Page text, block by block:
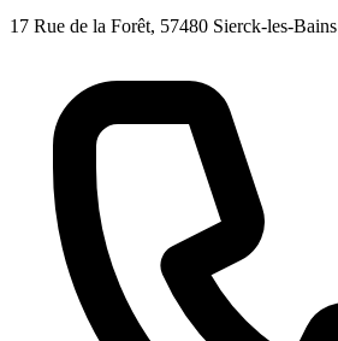
17 Rue de la Forêt, 57480 Sierck-les-Bains